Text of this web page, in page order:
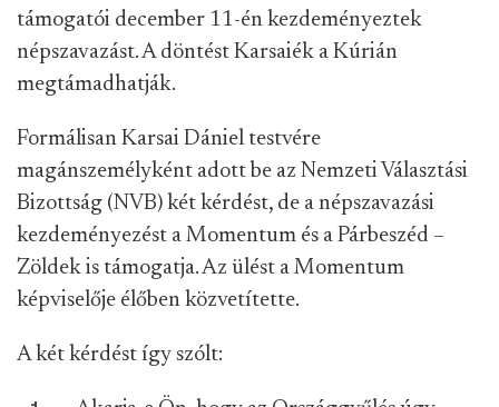
támogatói december 11-én kezdeményeztek
népszavazást. A döntést Karsaiék a Kúrián
megtámadhatják.
Formálisan Karsai Dániel testvére
magánszemélyként adott be az Nemzeti Választási
Bizottság (NVB) két kérdést, de a népszavazási
kezdeményezést a Momentum és a Párbeszéd –
Zöldek is támogatja. Az ülést a Momentum
képviselője élőben közvetítette.
A két kérdést így szólt: